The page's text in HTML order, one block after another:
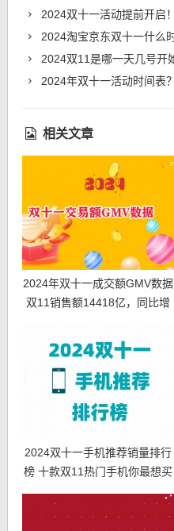
2024双十一活动提前开启！淘
2024淘宝京东双十一什么时候
2024双11是哪一天几号开始
2024年双十一活动时间表？
相关文章
2024年双十一成交额GMV数据
双11销售额14418亿，同比增
2024双十一手机推荐销量排行
榜 十款双11热门手机你最想买